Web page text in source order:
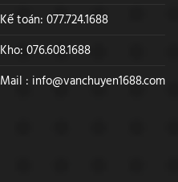
Kế toán: 077.724.1688
Kho: 076.608.1688
Mail : info@vanchuyen1688.com